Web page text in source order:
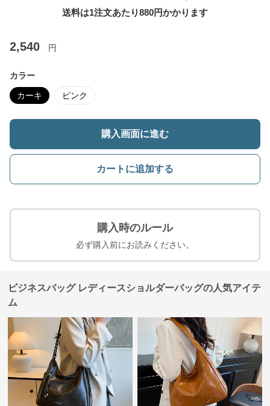
送料は1注文あたり880円かかります
2,540 円
カラー
カーキ ピンク
購入画面に進む
カートに追加する
購入時のルール
必ず購入前にお読みください。
ビジネスバッグ レディースショルダーバッグの人気アイテ
ム